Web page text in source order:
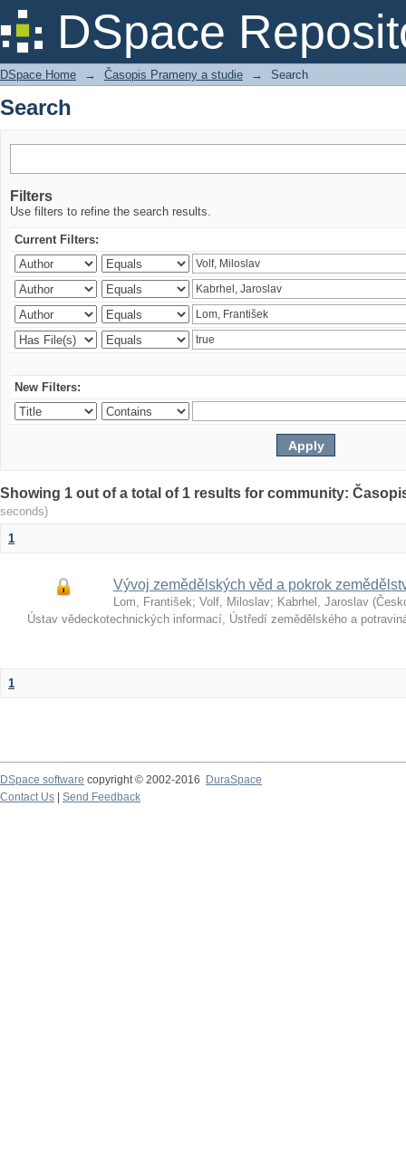
DSpace
Search
DSpace Home → Časopis Prameny a studie → Search
Search
Filters
Use filters to refine the search results.
Current Filters:
New Filters:
Showing 1 out of a total of 1 results for community:
seconds)
1
Vývoj zemědělských věd a pokrok
Lom, František; Volf, Miloslav; Kabrhel, Jaroslav (
Ústav vědeckotechnických informací, Ústředí zemědělského a
1
DSpace software copyright © 2002-2016
DuraSpace
Contact Us
Send Feedback